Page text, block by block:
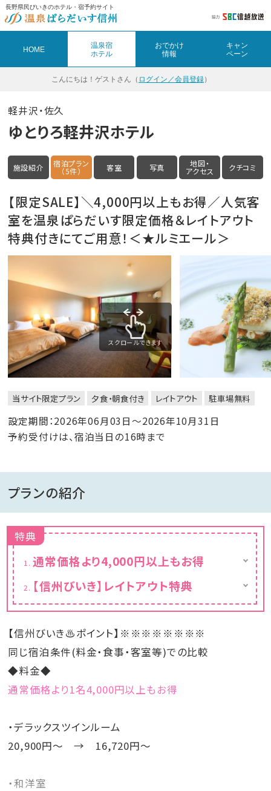
長野県民びいきのホテル・宿予約サイト
HOME
温泉宿
ホテル
おでかけ
情報
キャン
ペーン
こんにちは！ ゲストさん（ ログイン／会員登録）
軽井沢・佐久
ゆとりろ軽井沢ホテル
施設紹介 宿泊プラン
（5件） 客室 写真 地図・
アクセス クチコミ
【限定SALE】＼4,000円以上もお得／人気客
室を温泉ぱらだいす限定価格＆レイトアウト
特典付きにてご用意！＜★ルミエール＞
スクロールできます
当サイト限定プラン 夕食・朝食付き レイトアウト 駐車場無料
設定期間：2026年06月03日～2026年10月31日
予約受付けは、宿泊当日の16時まで
プランの紹介
特典
通常価格より4,000円以上もお得
お一人様 20,900円～ → 16,720円～
・和洋室
お一人様 19,800円～ → 15,620円～
※表示の金額は割引後の金額となります。
【信州びいき】レイトアウト特典
通常10時⇒11時まで滞在OK
【信州びいき♨ポイント】※※※※※※※※
同じ宿泊条件(料金・食事・客室等)での比較
◆料金◆
通常価格より1名4,000円以上もお得
・デラックスツインルーム
20,900円～ → 16,720円～
・和洋室